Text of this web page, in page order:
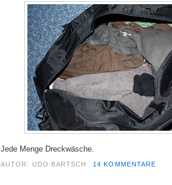
Jede Menge Dreckwäsche.
AUTOR: UDO BARTSCH 14 KOMMENTARE